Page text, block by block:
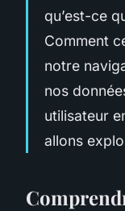
qu’est-ce
Comment
notre
nos
utilisateur
allons